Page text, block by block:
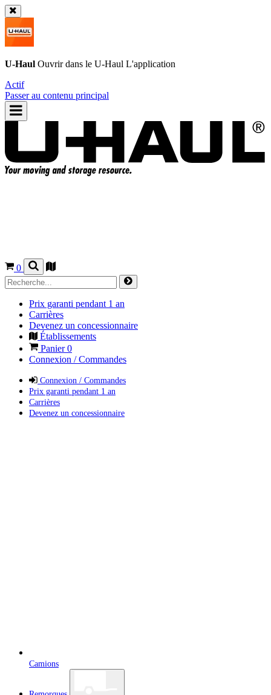
U-Haul Ouvrir dans le U-Haul L'application
Actif
Passer au contenu principal
0
Prix garanti pendant 1 an
Carrières
Devenez un concessionnaire
Établissements
Panier0
Connexion / Commandes
Connexion / Commandes
Prix garanti pendant 1 an
Carrières
Devenez un concessionnaire
Camions